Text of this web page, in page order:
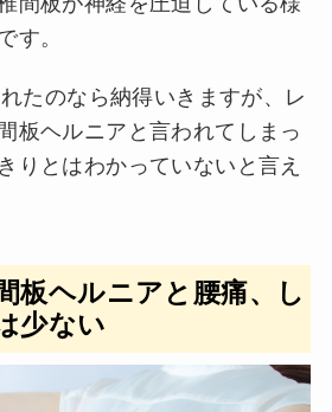
す。
たのなら納得いきますが、レ
板ヘルニアと言われてしまっ
りとはわかっていないと言え
板ヘルニアと腰痛、し
少ない